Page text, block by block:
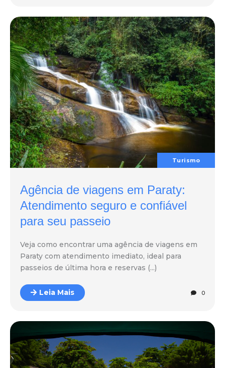
Turismo
Agência de viagens em Paraty:
Atendimento seguro e confiável
para seu passeio
Veja como encontrar uma agência de viagens em
Paraty com atendimento imediato, ideal para
passeios de última hora e reservas (...)
Leia Mais 0